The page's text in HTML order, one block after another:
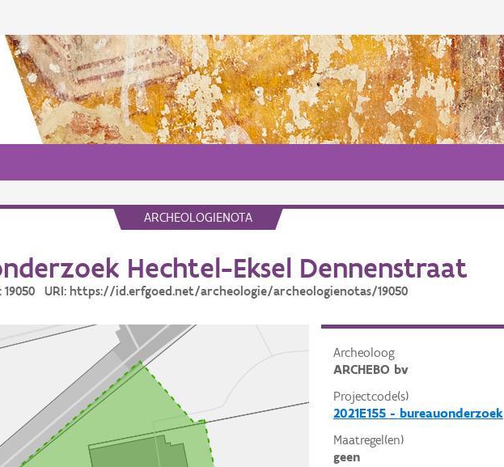
ARCHEOLOGIENOTA
Hechtel-Eksel Dennenstraat
19050 URI: https://id.erfgoed.net/archeologie/archeologienotas/19050
Archeoloog
ARCHEBO bv
Projectcode(s)
2021E155 - bureauonderzoek
Maatregel(en)
geen